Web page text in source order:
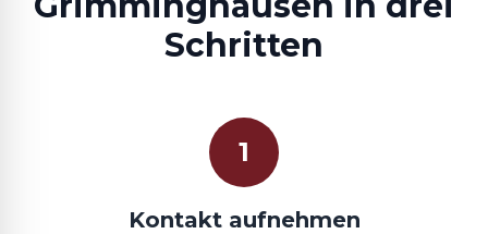
Schritten
1
Kontakt aufnehmen